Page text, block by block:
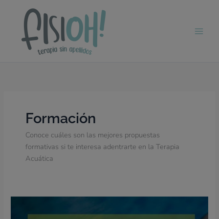
contenido
Formación
Conoce cuáles son las mejores propuestas
formativas si te interesa adentrarte en la Terapia
Acuática
hablamos